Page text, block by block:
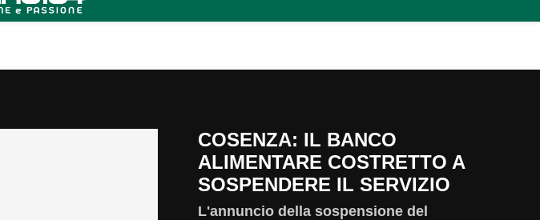
COSENZA: IL BANCO
ALIMENTARE COSTRETTO A
SOSPENDERE IL SERVIZIO
L'annuncio della sospensione del